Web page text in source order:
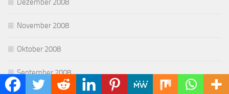
Dezember 2008
November 2008
Oktober 2008
September 2008